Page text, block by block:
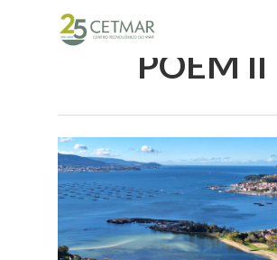
Hit enter to search or ESC to close
POEM II